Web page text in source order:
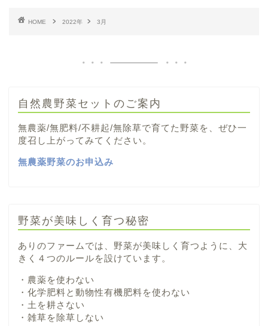
HOME 2022年 3月
自然農野菜セットのご案内
無農薬/無肥料/不耕起/無除草で育てた野菜を、ぜひ一
度召し上がってみてください。
無農薬野菜のお申込み
野菜が美味しく育つ秘密
ありのファームでは、野菜が美味しく育つように、大
きく４つのルールを設けています。
・農薬を使わない
・化学肥料と動物性有機肥料を使わない
・土を耕さない
・雑草を除草しない